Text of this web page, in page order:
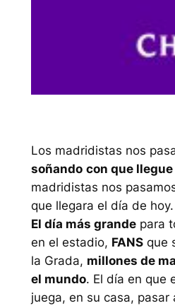
Los madridistas nos
soñando con que
madridistas nos
que llegara el día de hoy.
El día más grandepara
en el estadio, FANSque
la Grada, millones de
el mundo. El día en que
juega, en su casa, pasar